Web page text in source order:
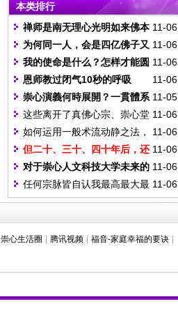
才会来成就的，缺一不可。”
本类排行
11-06
禅师是南无理心光明如来佛本
尊还是分身，南无理心光明如来佛
降来著书时，禅师到哪去了？这和
其他圣佛降着天书时有何不同？又
11-06
为何同一人，会是四亿佛子又
是九二原灵子？是青阳期 南无燃灯
古佛门下弟子，同时又是红阳期 南
无释迦牟尼佛门下弟子？又为何有
人同时拥有二种或三种的多重系？
11-06
我的使命是什么？怎样才能圆
满完成我的使命？在这末劫时期，
我能做些什么，才能既帮助自己，
又能帮助别人共同提升？
11-06
恩师教过闭气10秒的呼吸
法，是否可更详细教导其程序、过
程、境界层次？
11-05
崇心演義何時展開？一貫體系
言白陽期龍華三會彌勒佛降生，有
相輔關係否？
11-06
这些离开了真佛心宗、崇心堂
之人员，此生此世就难有成就之机
会了吗？
11-06
如何运用一般术流动静之法，
改善佛堂的风水磁场？
11-06
但二十、三十、四十年后，还
由有形的南无理心光明禅师为大家
授记否？
11-06
对于崇心人文科技大学未来的
实际建立，是否请恩师能开示大学
之主题与方向，让全体有一个方向
11-06
任何宗脉皆自认我最高最大最
殊胜，但真正能有因缘入真佛心
师姊离开？恩师筛选否？自我淘汰
崇心生活圈 腾讯视频 福音-家庭幸福的要诀